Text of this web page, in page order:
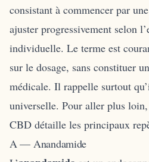
consistant à commencer par
ajuster progressivement selon
individuelle. Le terme est
sur le dosage, sans constituer
médicale. Il rappelle surtout
universelle. Pour aller plus
CBD détaille les principaux
A — Anandamide